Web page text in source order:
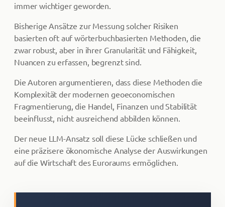
immer wichtiger geworden.
Bisherige Ansätze zur Messung solcher Risiken
basierten oft auf wörterbuchbasierten Methoden, die
zwar robust, aber in ihrer Granularität und Fähigkeit,
Nuancen zu erfassen, begrenzt sind.
Die Autoren argumentieren, dass diese Methoden die
Komplexität der modernen geoeconomischen
Fragmentierung, die Handel, Finanzen und Stabilität
beeinflusst, nicht ausreichend abbilden können.
Der neue LLM-Ansatz soll diese Lücke schließen und
eine präzisere ökonomische Analyse der Auswirkungen
auf die Wirtschaft des Euroraums ermöglichen.